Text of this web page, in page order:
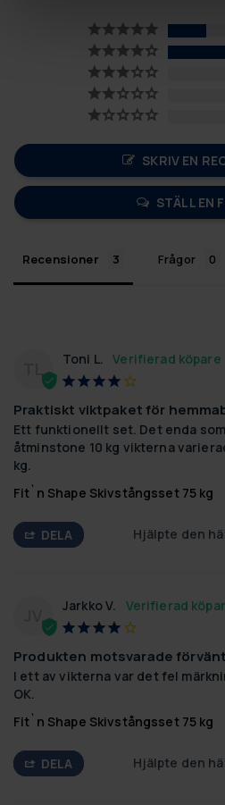
SKRIV EN
STÄLL EN
Recensioner Frågor
TL Toni L.
Praktiskt viktpaket för
Ett funktionellt set. Det enda
åtminstone 10 kg vikterna
kg.
Fit`n Shape Skivstångsset 75 kg
DELA Hjälpte den
Jarkko V.
Produkten motsvarade
I ett av vikterna var det fel
OK.
Fit`n Shape Skivstångsset 75 kg
DELA Hjälpte den